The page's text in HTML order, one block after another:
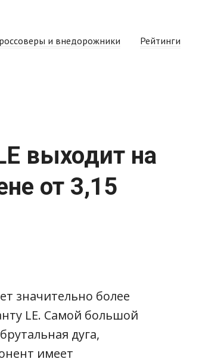
и внедорожники Рейтинги
выходит на
от 3,15
значительно более
LE. Самой большой
дуга,
имеет